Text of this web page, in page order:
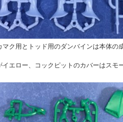
マク用とトッド用のダンバインは本体の
イエロー、コックピットのカバーはスモ